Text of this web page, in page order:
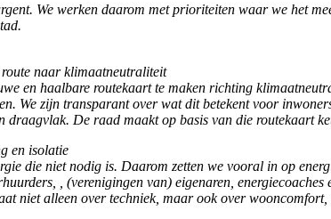
We werken daarom met prioriteiten waar we het
naar klimaatneutraliteit
en haalbare routekaart te maken richting
We zijn transparant over wat dit betekent voor
De raad maakt op basis van die routekaart
en isolatie
die niet nodig is. Daarom zetten we vooral in op
, (verenigingen van) eigenaren,
niet alleen over techniek, maar ook over wooncomfort,